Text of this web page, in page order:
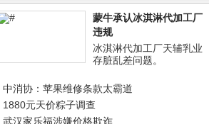
蒙牛承认冰淇淋代加工厂
违规
冰淇淋代加工厂天辅乳业
存脏乱差问题。
中消协：苹果维修条款太霸道
1880元天价粽子调查
武汉家乐福涉嫌价格欺诈